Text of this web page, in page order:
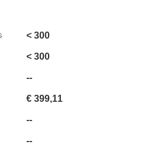
< 300
< 300
--
€ 399,11
--
--